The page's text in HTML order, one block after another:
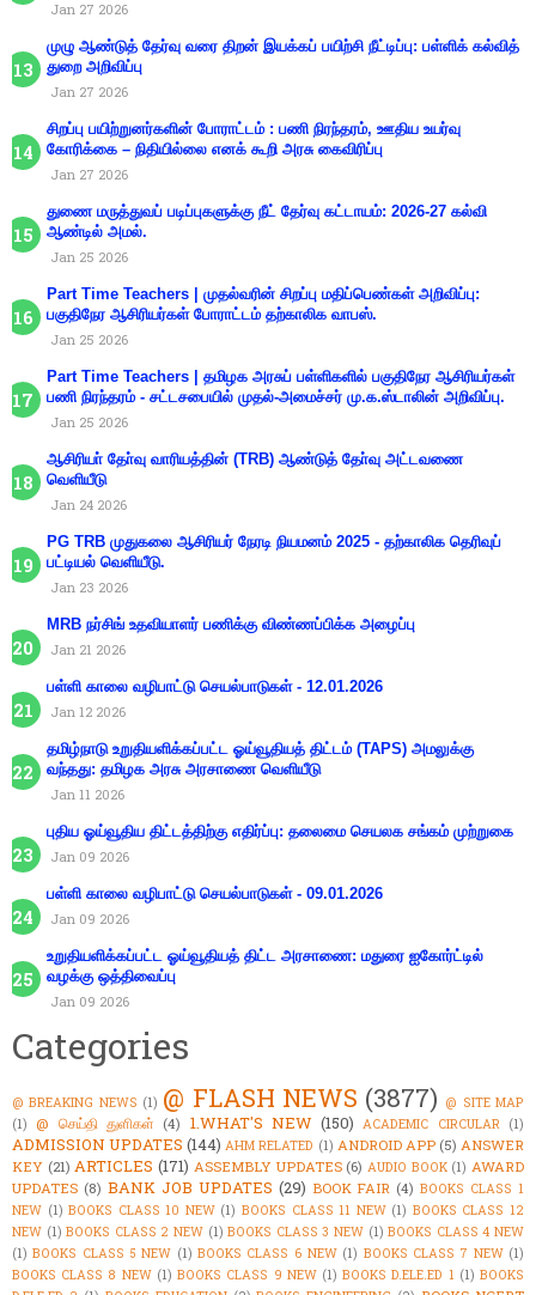
Jan 27 2026
முழு ஆண்டுத் தேர்வு வரை திறன் இயக்கப் பயிற்சி நீட்டிப்பு: பள்ளிக் கல்வித்
துறை அறிவிப்பு
Jan 27 2026
சிறப்பு பயிற்றுனர்களின் போராட்டம் : பணி நிரந்தரம், ஊதிய உயர்வு
கோரிக்கை – நிதியில்லை எனக் கூறி அரசு கைவிரிப்பு
Jan 27 2026
துணை மருத்துவப் படிப்புகளுக்கு நீட் தேர்வு கட்டாயம்: 2026-27 கல்வி
ஆண்டில் அமல்.
Jan 25 2026
Part Time Teachers | முதல்வரின் சிறப்பு மதிப்பெண்கள் அறிவிப்பு:
பகுதிநேர ஆசிரியர்கள் போராட்டம் தற்காலிக வாபஸ்.
Jan 25 2026
Part Time Teachers | தமிழக அரசுப் பள்ளிகளில் பகுதிநேர ஆசிரியர்கள்
பணி நிரந்தரம் - சட்டசபையில் முதல்-அமைச்சர் மு.க.ஸ்டாலின் அறிவிப்பு.
Jan 25 2026
ஆசிரியா் தோ்வு வாரியத்தின் (TRB) ஆண்டுத் தோ்வு அட்டவணை
வெளியீடு
Jan 24 2026
PG TRB முதுகலை ஆசிரியர் நேரடி நியமனம் 2025 - தற்காலிக தெரிவுப்
பட்டியல் வெளியீடு.
Jan 23 2026
MRB நர்சிங் உதவியாளர் பணிக்கு விண்ணப்பிக்க அழைப்பு
Jan 21 2026
பள்ளி காலை வழிபாட்டு செயல்பாடுகள் - 12.01.2026
Jan 12 2026
தமிழ்நாடு உறுதியளிக்கப்பட்ட ஓய்வூதியத் திட்டம் (TAPS) அமலுக்கு
வந்தது: தமிழக அரசு அரசாணை வெளியீடு
Jan 11 2026
புதிய ஓய்வூதிய திட்டத்திற்கு எதிர்ப்பு: தலைமை செயலக சங்கம் முற்றுகை
Jan 09 2026
பள்ளி காலை வழிபாட்டு செயல்பாடுகள் - 09.01.2026
Jan 09 2026
உறுதியளிக்கப்பட்ட ஓய்வூதியத் திட்ட அரசாணை: மதுரை ஐகோர்ட்டில்
வழக்கு ஒத்திவைப்பு
Jan 09 2026
Categories
@ BREAKING NEWS (1) @ FLASH NEWS (3877) @ SITE MAP
(1) @ செய்தி துளிகள் (4) 1.WHAT'S NEW (150) ACADEMIC CIRCULAR (1)
ADMISSION UPDATES (144) AHM RELATED (1) ANDROID APP (5) ANSWER
KEY (21) ARTICLES (171) ASSEMBLY UPDATES (6) AUDIO BOOK (1) AWARD
UPDATES (8) BANK JOB UPDATES (29) BOOK FAIR (4) BOOKS CLASS 1
NEW (1) BOOKS CLASS 10 NEW (1) BOOKS CLASS 11 NEW (1) BOOKS CLASS 12
NEW (1) BOOKS CLASS 2 NEW (1) BOOKS CLASS 3 NEW (1) BOOKS CLASS 4 NEW
(1) BOOKS CLASS 5 NEW (1) BOOKS CLASS 6 NEW (1) BOOKS CLASS 7 NEW (1)
BOOKS CLASS 8 NEW (1) BOOKS CLASS 9 NEW (1) BOOKS D.ELE.ED 1 (1) BOOKS